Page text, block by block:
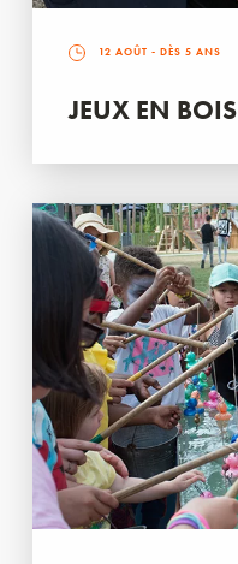
12 AOÛT - DÈS 5 ANS
JEUX EN BOIS